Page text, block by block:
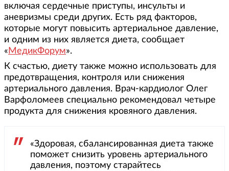
включая сердечные приступы, инсульты и
аневризмы среди других. Есть ряд факторов,
которые могут повысить артериальное давление,
и одним из них является диета, сообщает
« МедикФорум».
К счастью, диету также можно использовать для
предотвращения, контроля или снижения
артериального давления. Врач-кардиолог Олег
Варфоломеев специально рекомендовал четыре
продукта для снижения кровяного давления.
«Здоровая, сбалансированная диета также
поможет снизить уровень артериального
давления, поэтому старайтесь